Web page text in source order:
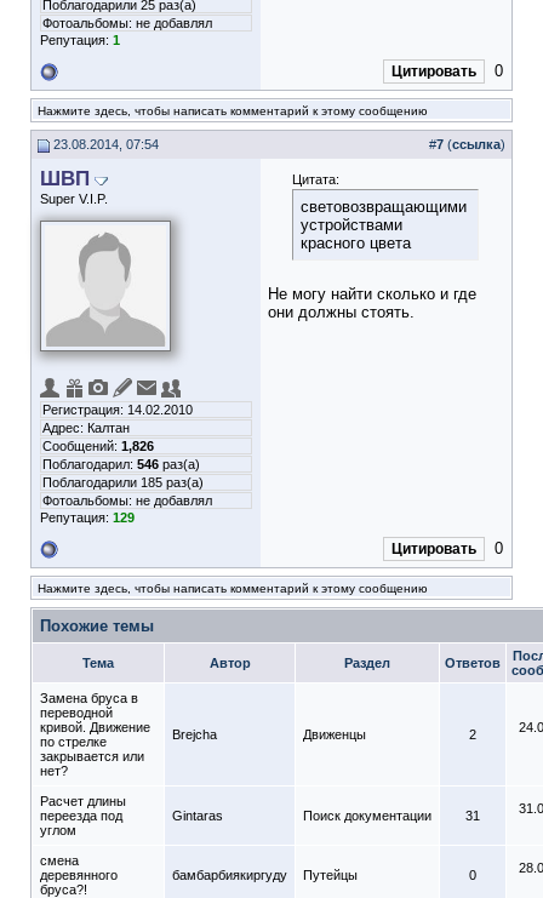
Поблагодарили 25 раз(а)
Фотоальбомы: не добавлял
Репутация: 1
Цитировать 0
Нажмите здесь, чтобы написать комментарий к этому сообщению
23.08.2014, 07:54 #7 (ссылка)
ШВП
Super V.I.P.
Регистрация: 14.02.2010
Адрес: Калтан
Сообщений: 1,826
Поблагодарил: 546 раз(а)
Поблагодарили 185 раз(а)
Фотоальбомы: не добавлял
Репутация: 129
Цитата:
световозвращающими
устройствами
красного цвета
Не могу найти сколько и где
они должны стоять.
Цитировать 0
Нажмите здесь, чтобы написать комментарий к этому сообщению
Похожие темы
Тема Автор Раздел Ответов
Замена бруса в
переводной
кривой. Движение
по стрелке
закрывается или
нет?
Brejcha Движенцы 2
Расчет длины
переезда под
углом
Gintaras Поиск документации 31
смена
деревянного
бруса?!
бамбарбиякиргуду Путейцы 0